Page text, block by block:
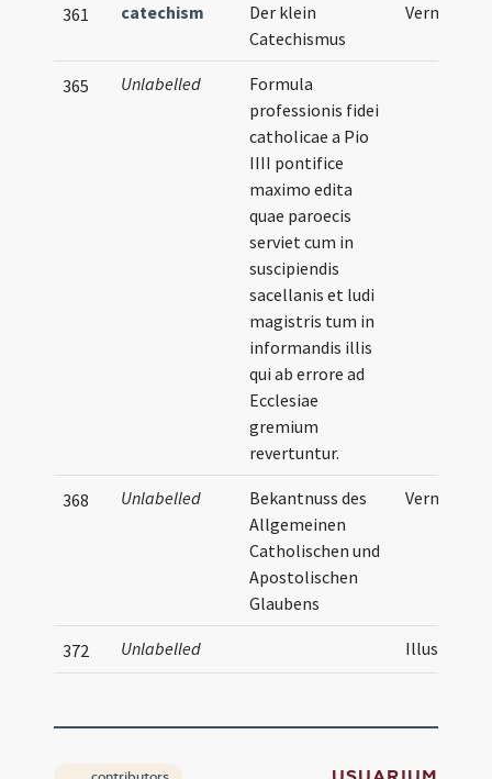
361 catechism
Der klein
Catechismus
Vernacular
365 Unlabelled
Formula
professionis fidei
catholicae a Pio
IIII pontifice
maximo edita
quae paroecis
serviet cum in
suscipiendis
sacellanis et ludi
magistris tum in
informandis illis
qui ab errore ad
Ecclesiae
gremium
revertuntur.
368 Unlabelled
Bekantnuss des
Allgemeinen
Catholischen und
Apostolischen
Glaubens
Vernacular
372 Unlabelled